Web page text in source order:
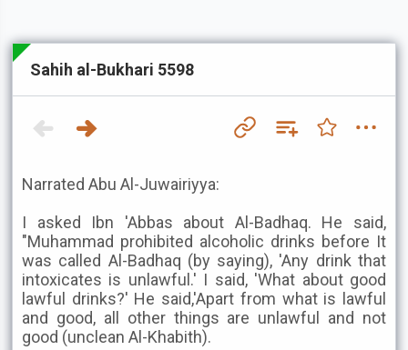
Sahih al-Bukhari 5598
Narrated Abu Al-Juwairiyya:
I asked Ibn 'Abbas about Al-Badhaq. He said,
"Muhammad prohibited alcoholic drinks before It
was called Al-Badhaq (by saying), 'Any drink that
intoxicates is unlawful.' I said, 'What about good
lawful drinks?' He said,'Apart from what is lawful
and good, all other things are unlawful and not
good (unclean Al-Khabith).